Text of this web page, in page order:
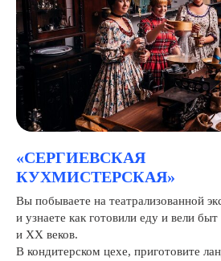
«СЕРГИЕВСКАЯ
КУХМИСТЕРСКАЯ»
Вы побываете на театрализованной
и узнаете как готовили еду и вели
и XX веков.
В кондитерском цехе, приготовите